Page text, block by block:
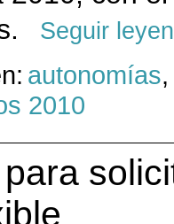
Seguir
autonomías
2010